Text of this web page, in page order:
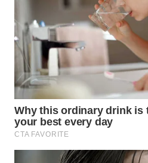
WN
SURABAYA
WN
NATUNA
WN
BINTAN